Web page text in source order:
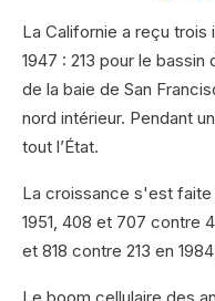
La Californie a reçu trois
1947 : 213 pour le
de la baie de San
nord intérieur. Pendant
tout l’État.
La croissance s'est faite
1951, 408 et 707 contre
et 818 contre 213 en